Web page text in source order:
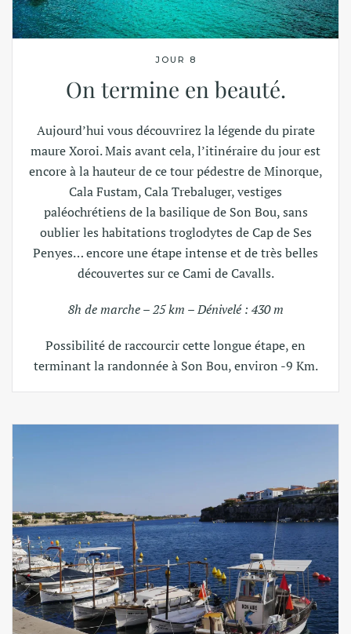
JOUR 8
On termine en beauté.
Aujourd’hui vous découvrirez la légende du pirate
maure Xoroi. Mais avant cela, l’itinéraire du jour est
encore à la hauteur de ce tour pédestre de Minorque,
Cala Fustam, Cala Trebaluger, vestiges
paléochrétiens de la basilique de Son Bou, sans
oublier les habitations troglodytes de Cap de Ses
Penyes… encore une étape intense et de très belles
découvertes sur ce Cami de Cavalls.
8h de marche – 25 km – Dénivelé : 430 m
Possibilité de raccourcir cette longue étape, en
terminant la randonnée à Son Bou, environ -9 Km.